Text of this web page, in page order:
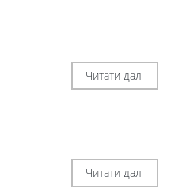
Читати далі
Читати далі